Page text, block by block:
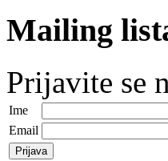
Mailing
Prijavite se
Ime
Email